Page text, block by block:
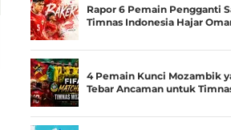
Rapor 6 Pemain Pengganti
Timnas Indonesia Hajar
4 Pemain Kunci Mozambik
Tebar Ancaman untuk